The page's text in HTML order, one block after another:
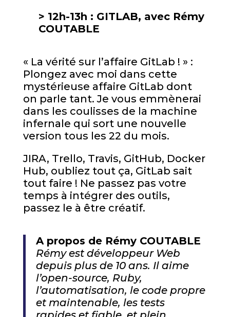
> 12h-13h : GITLAB, avec Rémy
COUTABLE
« La vérité sur l’affaire GitLab ! » :
Plongez avec moi dans cette
mystérieuse affaire GitLab dont
on parle tant. Je vous emmènerai
dans les coulisses de la machine
infernale qui sort une nouvelle
version tous les 22 du mois.
JIRA, Trello, Travis, GitHub, Docker
Hub, oubliez tout ça, GitLab sait
tout faire ! Ne passez pas votre
temps à intégrer des outils,
passez le à être créatif.
A propos de Rémy COUTABLE
Rémy est développeur Web
depuis plus de 10 ans. Il aime
l’open-source, Ruby,
l’automatisation, le code propre
et maintenable, les tests